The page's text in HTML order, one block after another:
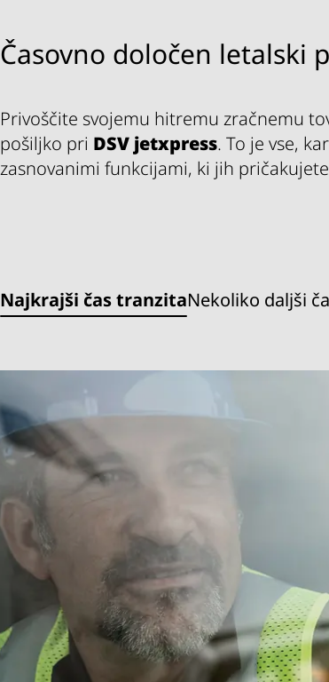
Časovno določen letalski
Privoščite svojemu hitremu zračnemu
pošiljko pri DSV jetxpress. To je vse,
zasnovanimi funkcijami, ki jih
Najkrajši čas tranzitaNekoliko daljši